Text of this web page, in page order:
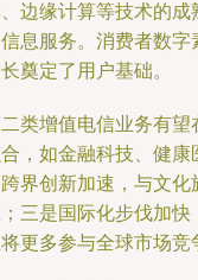
边缘计算等技术的
息服务。消费者数
奠定了用户基础。
类增值电信业务有
，如金融科技、健
界创新加速，与文
三是国际化步伐加快
更多参与全球市场竞